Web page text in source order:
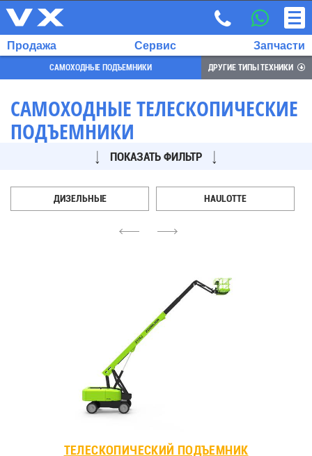
ВЫБРАННЫЙ
EN
Купить новую технику
Продажа Сервис Запчасти
САМОХОДНЫЕ ПОДЪЕМНИКИ ДРУГИЕ ТИПЫ ТЕХНИКИ
САМОХОДНЫЕ ТЕЛЕСКОПИЧЕСКИЕ
ПОДЪЕМНИКИ
4
ДИЗЕЛЬНЫЕ HAULOTTE
6
ПОКАЗАТЬ ФИЛЬТР
ТЕЛЕСКОПИЧЕСКИЙ ПОДЪЕМНИК